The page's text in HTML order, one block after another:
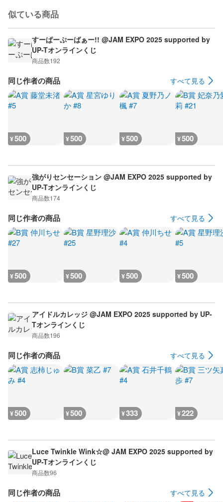
似ている商品
すーぱーぷーばぁー!! @JAM EXPO 2025 supported by
UP-Tオンラインくじ
商品数192
同じ作者の商品 すべて見る
¥500 ¥500 ¥500 ¥500
強がりセンセーション @JAM EXPO 2025 supported by
UP-Tオンラインくじ
商品数174
同じ作者の商品 すべて見る
¥500 ¥500 ¥500 ¥500
アイドルカレッジ @JAM EXPO 2025 supported by UP-
Tオンラインくじ
商品数196
同じ作者の商品 すべて見る
¥500 ¥500 ¥333 ¥222
Luce Twinkle Wink☆@ JAM EXPO 2025 supported by
UP-Tオンラインくじ
商品数96
同じ作者の商品 すべて見る